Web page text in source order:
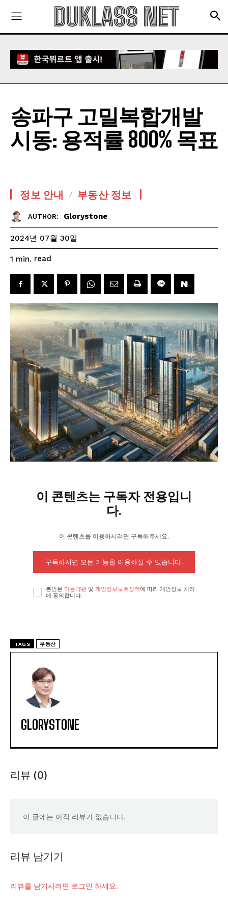
송파구 고밀복합개발
시동: 용적률 800% 목표
정보 안내 부동산 정보
AUTHOR: Glorystone
2024년 07월 30일
1 min. read
이 콘텐츠는 구독자 전용입니
다.
이 콘텐츠를 이용하시려면 구독해주세요.
구독하시면 모든 기능을 이용하실 수 있습니다.
본인은 이용약관 및 개인정보보호정책에 따라 개인정보 처리
에 동의합니다.
TAGS 부동산
GLORYSTONE
리뷰 (0)
이 글에는 아직 리뷰가 없습니다.
리뷰 남기기
리뷰를 남기시려면 로그인 하세요.